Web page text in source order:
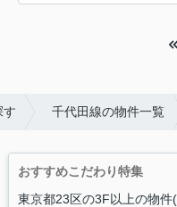
す 千代田線の物件一覧
おすすめこだわり特集
東京都23区の3F以上の物件